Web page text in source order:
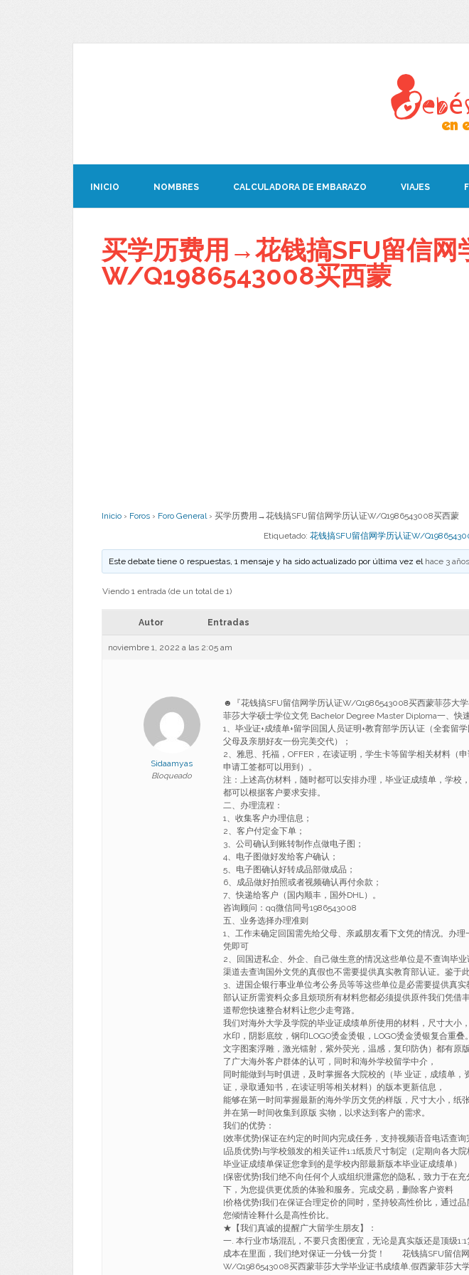
INICIO NOMBRES CALCULADORA DE EMBARAZO VIAJES
买学历费用→花钱搞SFU留信网
W/Q1986543008买西蒙
Inicio › Foros › Foro General › 买学历费用→花钱搞SFU留信网学历认证W/Q1986543008买西蒙
Etiquetado: 花钱搞SFU留信网学历认证W/
Este debate tiene 0 respuestas, 1 mensaje y ha sido actualizado por última vez el hace 3
Viendo 1 entrada (de un total de 1)
Autor Entradas
noviembre 1, 2022 a las 2:05 am
Sidaamyas
Bloqueado
☻『花钱搞SFU留信网学历认证W/Q1986543008买西蒙菲莎大
菲莎大学硕士学位文凭 Bachelor Degree Master Diploma一、快
1、毕业证+成绩单+留学回国人员证明+教育部学历认证（全套留
父母及亲朋好友一份完美交代）；
2、雅思、托福，OFFER，在读证明，学生卡等留学相关材料（
申请工签都可以用到）。
注：上述高仿材料，随时都可以安排办理，毕业证成绩单，学校
都可以根据客户要求安排。
二、办理流程：
1、收集客户办理信息；
2、客户付定金下单；
3、公司确认到账转制作点做电子图；
4、电子图做好发给客户确认；
5、电子图确认好转成品部做成品；
6、成品做好拍照或者视频确认再付余款；
7、快递给客户（国内顺丰，国外DHL）。
咨询顾问：qq微信同号1986543008
五、业务选择办理准则
1、工作未确定回国需先给父母、亲戚朋友看下文凭的情况。办理
凭即可
2、回国进私企、外企、自己做生意的情况这些单位是不查询毕
渠道去查询国外文凭的真假也不需要提供真实教育部认证。鉴于
3、进国企银行事业单位考公务员等等这些单位是必需要提供真
部认证所需资料众多且烦琐所有材料您都必须提供原件我们凭借
道帮您快速整合材料让您少走弯路。
我们对海外大学及学院的毕业证成绩单所使用的材料，尺寸大小
水印，阴影底纹，钢印LOGO烫金烫银，LOGO烫金烫银复合重叠。
文字图案浮雕，激光镭射，紫外荧光，温感，复印防伪）都有原
了广大海外客户群体的认可，同时和海外学校留学中介，
同时能做到与时俱进，及时掌握各大院校的（毕 业证，成绩单，
证，录取通知书，在读证明等相关材料）的版本更新信息，
能够在第一时间掌握最新的海外学历文凭的样版，尺寸大小，纸
并在第一时间收集到原版 实物，以求达到客户的需求。
我们的优势：
[效率优势]保证在约定的时间内完成任务，支持视频语音电话查询
[品质优势]与学校颁发的相关证件1:1纸质尺寸制定（定期向各大
毕业证成绩单保证您拿到的是学校内部最新版本毕业证成绩单）
[保密优势]我们绝不向任何个人或组织泄露您的隐私，致力于在
下，为您提供更优质的体验和服务。完成交易，删除客户资料
[价格优势]我们在保证合理定价的同时，坚持较高性价比，通过
您倾情诠释什么是高性价比。
★【我们真诚的提醒广大留学生朋友】：
一. 本行业市场混乱，不要只贪图便宜，无论是真实版还是顶级
成本在里面，我们绝对保证一分钱一分货！ 花钱搞SFU留信
W/Q1986543008买西蒙菲莎大学毕业证书成绩单,假西蒙菲莎大